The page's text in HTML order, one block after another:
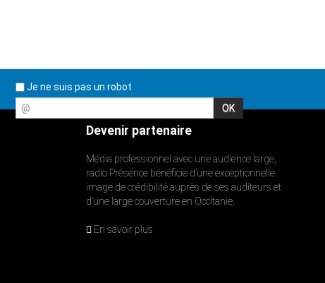
Je ne suis pas un robot
@
Devenir partenaire
Média professionnel avec une audience large,
radio Présence bénéficie d’une exceptionnelle
image de crédibilité auprès de ses auditeurs et
d’une large couverture en Occitanie.
En savoir plus